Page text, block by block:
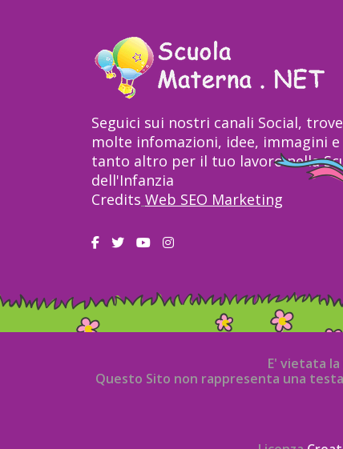
Seguici sui nostri canali Social,
molte infomazioni, idee, immagini e
tanto altro per il tuo lavoro nella
dell'Infanzia
Credits Web SEO Marketing
E' vietata
Questo Sito non rappresenta una